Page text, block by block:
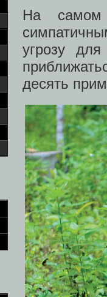
На самом
угрозу
десять